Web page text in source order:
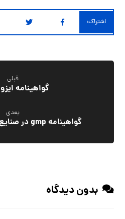
قبلی
گواهینامه
بعدی
گواهینامه gmp در صنایع غذایی و دارویی
بدون دیدگاه